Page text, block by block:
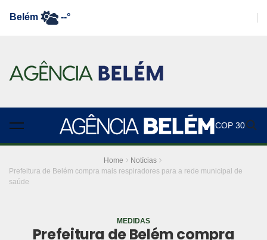
Belém --°
COP 30
Home
Notícias
Prefeitura de Belém compra mais respiradores para a rede municipal de
saúde
MEDIDAS
Prefeitura de Belém compra